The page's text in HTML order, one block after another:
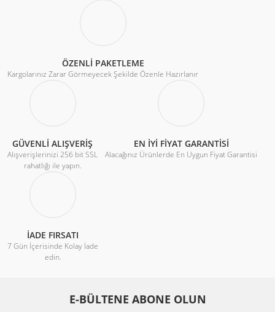
ÖZENLİ PAKETLEME
Kargolarınız Zarar Görmeyecek Şekilde Özenle Hazırlanır
GÜVENLİ ALIŞVERİŞ
Alışverişlerinizi 256 bit SSL
rahatlığı ile yapın.
EN İYİ FİYAT GARANTİSİ
Alacağınız Ürünlerde En Uygun Fiyat Garantisi
İADE FIRSATI
7 Gün İçerisinde Kolay İade
edin.
E-BÜLTENE ABONE OLUN